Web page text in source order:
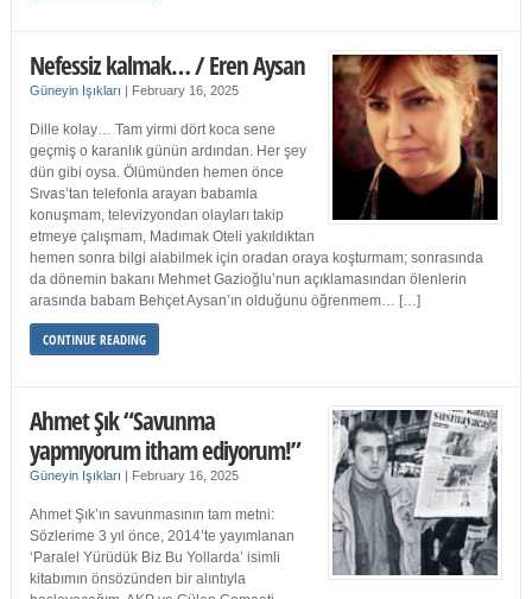
Nefessiz kalmak… / Eren Aysan
Güneyin Işıkları | February 16, 2025
Dille kolay… Tam yirmi dört koca sene
geçmiş o karanlık günün ardından. Her şey
dün gibi oysa. Ölümünden hemen önce
Sıvas’tan telefonla arayan babamla
konuşmam, televizyondan olayları takip
etmeye çalışmam, Madımak Oteli yakıldıktan
hemen sonra bilgi alabilmek için oradan oraya koşturmam; sonrasında
da dönemin bakanı Mehmet Gazioğlu’nun açıklamasından ölenlerin
arasında babam Behçet Aysan’ın olduğunu öğrenmem… […]
CONTINUE READING
Ahmet Şık “Savunma
yapmıyorum itham ediyorum!”
Güneyin Işıkları | February 16, 2025
Ahmet Şık’ın savunmasının tam metni:
Sözlerime 3 yıl önce, 2014’te yayımlanan
‘Paralel Yürüdük Biz Bu Yollarda’ isimli
kitabımın önsözünden bir alıntıyla